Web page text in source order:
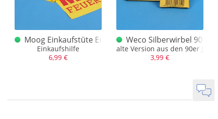
6-er klein 90er Jahre
Moog Einkaufstüte Ende 80er, Anf. 90er Jahre
Einkaufshilfe
6,99 €
Weco Silberwirbel 90er
alte Version aus den 90er
3,99 €